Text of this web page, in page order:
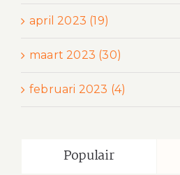
april 2023 (19)
maart 2023 (30)
februari 2023 (4)
Populair